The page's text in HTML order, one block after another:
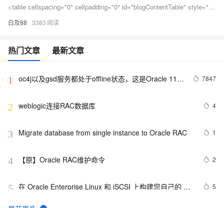
<table cellspacing="0" cellpadding="0" id="blogContentTable" style="margin:0px; padding:0px; border-collapse:collapse; border-spacing:0px; color:rgb(68,68,68); font-family:punctuation,微软雅黑,Tohoma;
白及88 3383
热门文章 最新文章
1
oc4j以及gsd服务都处于offline状态，这是Oracle 11g
7847
2 weblogic连接RAC数据库 4
3 Migrate database from single instance to Oracle RAC 1
4 【原】Oracle RAC维护命令 2
5 在 Oracle Enterprise Linux 和 iSCSI 上构建您自己的
5